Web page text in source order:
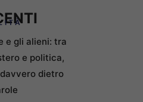
e gli alieni: tra
e politica,
davvero dietro